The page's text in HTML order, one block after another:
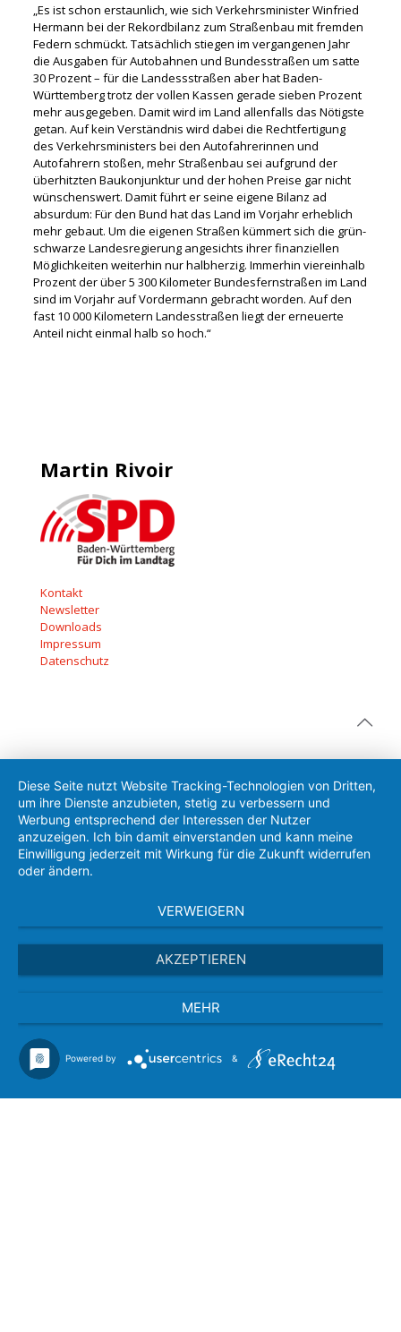
„Es ist schon erstaunlich, wie sich Verkehrsminister Winfried
Hermann bei der Rekordbilanz zum Straßenbau mit fremden
Federn schmückt. Tatsächlich stiegen im vergangenen Jahr
die Ausgaben für Autobahnen und Bundesstraßen um satte
30 Prozent – für die Landessstraßen aber hat Baden-
Württemberg trotz der vollen Kassen gerade sieben Prozent
mehr ausgegeben. Damit wird im Land allenfalls das Nötigste
getan. Auf kein Verständnis wird dabei die Rechtfertigung
des Verkehrsministers bei den Autofahrerinnen und
Autofahrern stoßen, mehr Straßenbau sei aufgrund der
überhitzten Baukonjunktur und der hohen Preise gar nicht
wünschenswert. Damit führt er seine eigene Bilanz ad
absurdum: Für den Bund hat das Land im Vorjahr erheblich
mehr gebaut. Um die eigenen Straßen kümmert sich die grün-
schwarze Landesregierung angesichts ihrer finanziellen
Möglichkeiten weiterhin nur halbherzig. Immerhin viereinhalb
Prozent der über 5 300 Kilometer Bundesfernstraßen im Land
sind im Vorjahr auf Vordermann gebracht worden. Auf den
fast 10 000 Kilometern Landesstraßen liegt der erneuerte
Anteil nicht einmal halb so hoch.“
Martin Rivoir
Kontakt
Newsletter
Downloads
Impressum
Datenschutz
Diese Seite nutzt Website Tracking-Technologien von Dritten,
um ihre Dienste anzubieten, stetig zu verbessern und
Werbung entsprechend der Interessen der Nutzer
anzuzeigen. Ich bin damit einverstanden und kann meine
Einwilligung jederzeit mit Wirkung für die Zukunft widerrufen
oder ändern.
VERWEIGERN
AKZEPTIEREN
MEHR
Powered by &